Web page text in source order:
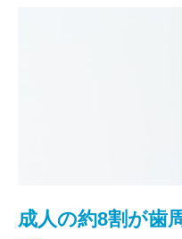
成人の約8割が歯